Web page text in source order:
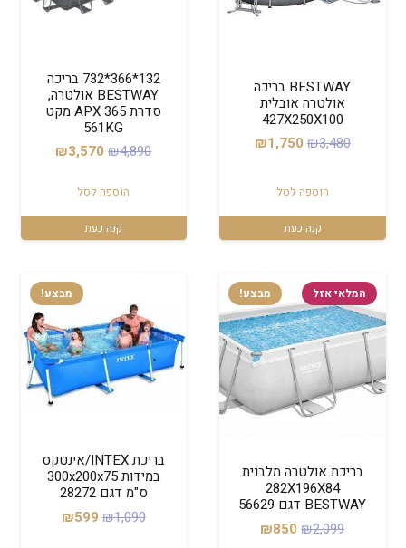
BESTWAY בריכה
אולטרה אובלית
427X250X100
₪3,480
המחיר
היה:
₪3,480.
₪1,750
₪1,750.
הוספה לסל
קנה כעת
132*366*732 בריכה
BESTWAY אולטרה,
סדרת APX 365 מקט
561KG
₪4,890
המחיר
היה:
₪4,890.
₪3,570
המחיר
₪3,570.
הוספה לסל
קנה כעת
מבצע! המלאי אזל
בריכת אולטרה מלבנית
282X196X84
BESTWAY דגם 56629
₪2,099
המחיר
₪850
המחיר
מבצע!
בריכת INTEX/אינטקס
במידות 300x200x75
ס"מ דגם 28272
₪1,090
המחיר
₪599